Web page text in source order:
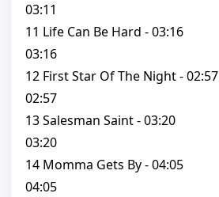
03:11
11 Life Can Be Hard - 03:16
03:16
12 First Star Of The Night - 02:57
02:57
13 Salesman Saint - 03:20
03:20
14 Momma Gets By - 04:05
04:05